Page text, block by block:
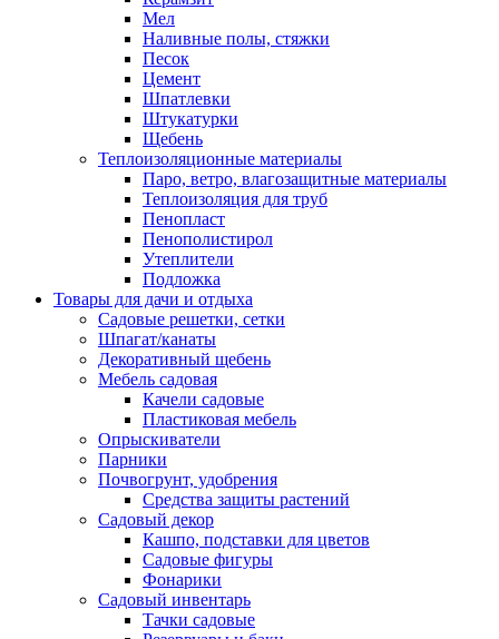
Мел
Наливные полы, стяжки
Песок
Цемент
Шпатлевки
Штукатурки
Щебень
Теплоизоляционные материалы
Паро, ветро, влагозащитные материалы
Теплоизоляция для труб
Пенопласт
Пенополистирол
Утеплители
Подложка
Товары для дачи и отдыха
Садовые решетки, сетки
Шпагат/канаты
Декоративный щебень
Мебель садовая
Качели садовые
Пластиковая мебель
Опрыскиватели
Парники
Почвогрунт, удобрения
Средства защиты растений
Садовый декор
Кашпо, подставки для цветов
Садовые фигуры
Фонарики
Садовый инвентарь
Тачки садовые